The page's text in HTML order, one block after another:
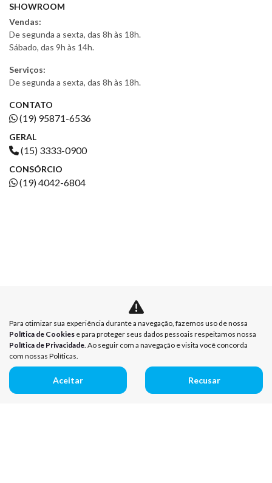
SHOWROOM
Vendas:
De segunda a sexta, das 8h às 18h.
Sábado, das 9h às 14h.
Serviços:
De segunda a sexta, das 8h às 18h.
CONTATO
(19) 95871-6536
GERAL
(15) 3333-0900
CONSÓRCIO
(19) 4042-6804
Para otimizar sua experiência durante a navegação, fazemos uso de nossa
Política de Cookies e para proteger seus dados pessoais respeitamos nossa
Política de Privacidade. Ao seguir com a navegação e visita você concorda
com nossas Políticas.
Aceitar Recusar